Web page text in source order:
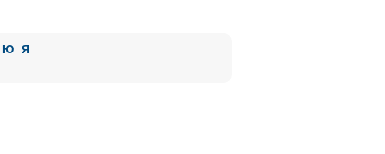
Ю
Я